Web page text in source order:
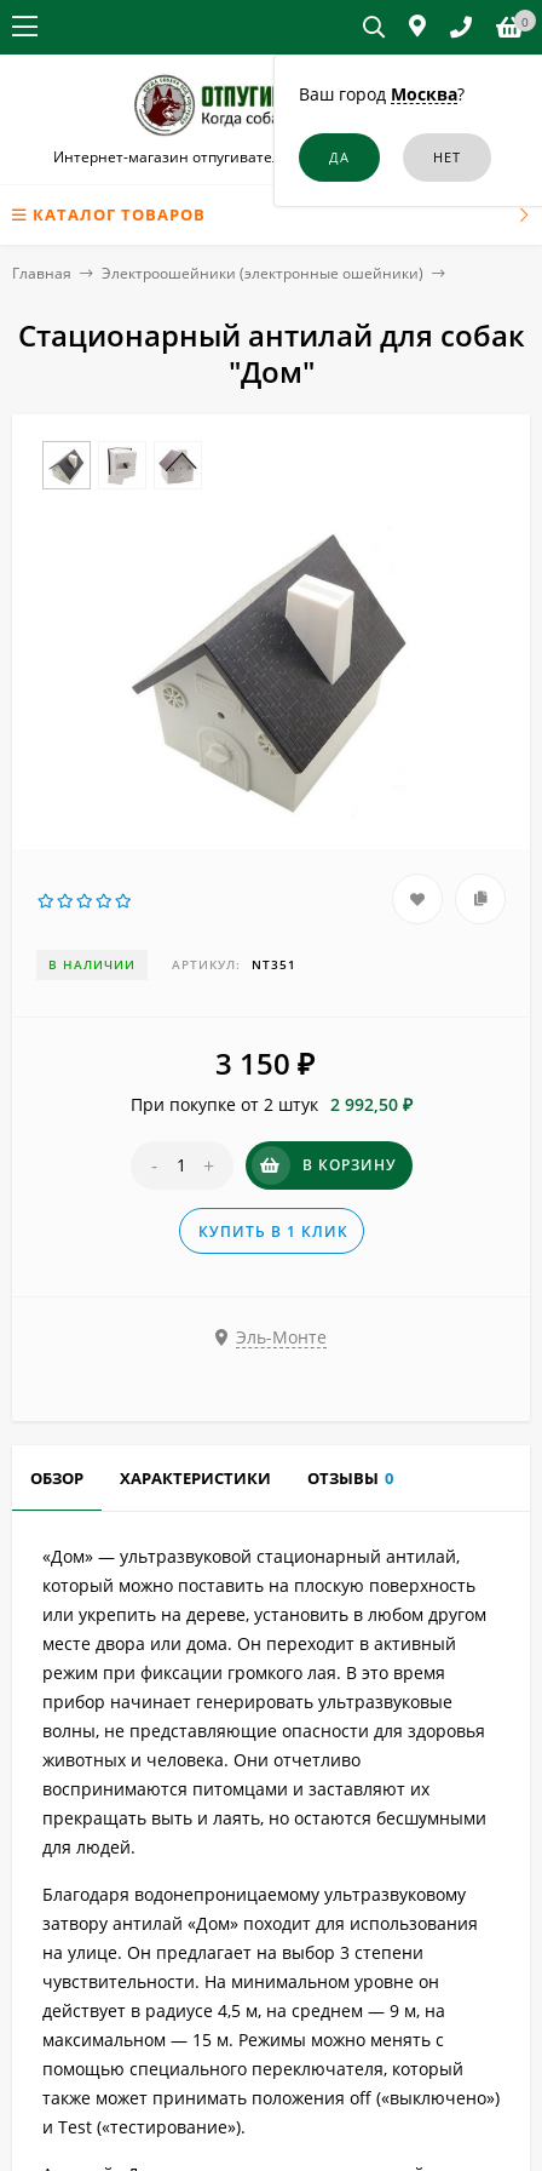
Ваш город Москва?
0
Интернет-магазин отпугивателей собак и кошек в Заволжье
КАТАЛОГ ТОВАРОВ
Главная Электроошейники (электронные ошейники)
Стационарный антилай для собак
"Дом"
В НАЛИЧИИ АРТИКУЛ: NT351
3 150 ₽
При покупке от 2 штук 2 992,50 ₽
- + В КОРЗИНУ
КУПИТЬ В 1 КЛИК
Эль-Монте
ОБЗОР ХАРАКТЕРИСТИКИ ОТЗЫВЫ 0
«Дом» — ультразвуковой стационарный антилай,
который можно поставить на плоскую поверхность
или укрепить на дереве, установить в любом другом
месте двора или дома. Он переходит в активный
режим при фиксации громкого лая. В это время
прибор начинает генерировать ультразвуковые
волны, не представляющие опасности для здоровья
животных и человека. Они отчетливо
воспринимаются питомцами и заставляют их
прекращать выть и лаять, но остаются бесшумными
для людей.
Благодаря водонепроницаемому ультразвуковому
затвору антилай «Дом» походит для использования
на улице. Он предлагает на выбор 3 степени
чувствительности. На минимальном уровне он
действует в радиусе 4,5 м, на среднем — 9 м, на
максимальном — 15 м. Режимы можно менять с
помощью специального переключателя, который
также может принимать положения off («выключено»)
и Test («тестирование»).